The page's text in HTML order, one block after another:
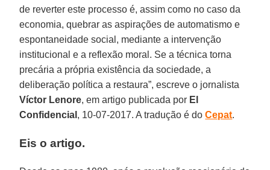
de reverter este processo é, assim como no caso da
economia, quebrar as aspirações de automatismo e
espontaneidade social, mediante a intervenção
institucional e a reflexão moral. Se a técnica torna
precária a própria existência da sociedade, a
deliberação política a restaura”, escreve o jornalista
Víctor Lenore, em artigo publicada por El
Confidencial , 10-07-2017. A tradução é doCepat.
Eis o artigo.